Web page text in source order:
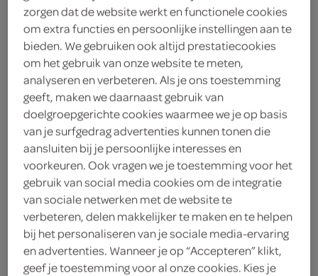
Brain Blasterz Bitz
theatre box
Brain Blasterz
4.
49
144 Gram
zorgen dat de website werkt en functionele cookies
om extra functies en persoonlijke instellingen aan te
bieden. We gebruiken ook altijd prestatiecookies
om het gebruik van onze website te meten,
analyseren en verbeteren. Als je ons toestemming
geeft, maken we daarnaast gebruik van
doelgroepgerichte cookies waarmee we je op basis
van je surfgedrag advertenties kunnen tonen die
aansluiten bij je persoonlijke interesses en
voorkeuren. Ook vragen we je toestemming voor het
gebruik van social media cookies om de integratie
van sociale netwerken met de website te
verbeteren, delen makkelijker te maken en te helpen
bij het personaliseren van je sociale media-ervaring
en advertenties. Wanneer je op “Accepteren” klikt,
geef je toestemming voor al onze cookies. Kies je